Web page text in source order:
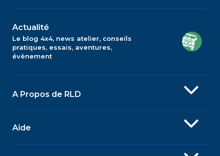
Actualité
Le blog 4x4, news atelier, conseils
pratiques, essais, aventures,
évènement
A Propos de RLD
Aide